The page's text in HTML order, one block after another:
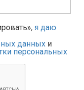
я даю
данных и
персональных